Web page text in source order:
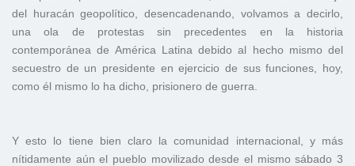
del huracán geopolítico, desencadenando, volvamos a decirlo,
una ola de protestas sin precedentes en la historia
contemporánea de América Latina debido al hecho mismo del
secuestro de un presidente en ejercicio de sus funciones, hoy,
como él mismo lo ha dicho, prisionero de guerra.
Y esto lo tiene bien claro la comunidad internacional, y más
nítidamente aún el pueblo movilizado desde el mismo sábado 3